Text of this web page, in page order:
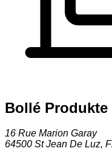
Bollé Produkte
16 Rue Marion Garay
64500 St Jean De Luz,